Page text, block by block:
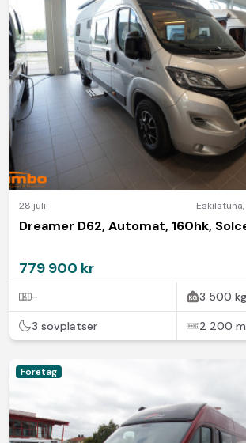
28 juli Eskilstuna,
Dreamer D62, Automat, 160hk,
779 900 kr
- 3 500 kg
3 sovplatser 2 200
Företag